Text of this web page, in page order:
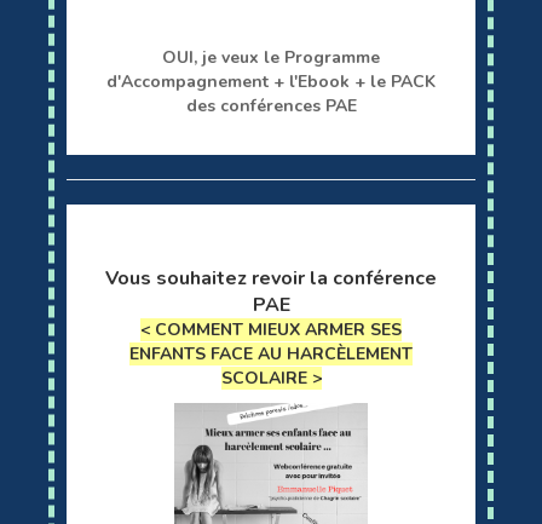
OUI, je veux le Programme
d'Accompagnement + l'Ebook + le PACK
des conférences PAE
Vous souhaitez revoir la conférence
PAE
< COMMENT MIEUX ARMER SES
ENFANTS FACE AU HARCÈLEMENT
SCOLAIRE >